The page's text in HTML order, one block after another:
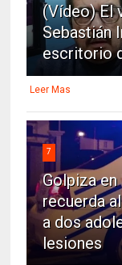
(Vídeo) El
Sebastián
escritorio
Leer Mas
7
Golpiza en
recuerda
a dos
lesiones